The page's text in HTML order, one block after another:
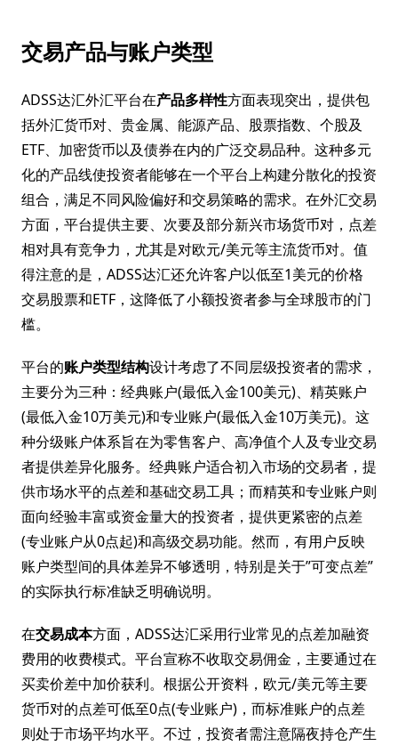
交易产品与账户类型
ADSS达汇外汇平台在产品多样性方面表现突出，提供包
括外汇货币对、贵金属、能源产品、股票指数、个股及
ETF、加密货币以及债券在内的广泛交易品种。这种多元
化的产品线使投资者能够在一个平台上构建分散化的投资
组合，满足不同风险偏好和交易策略的需求。在外汇交易
方面，平台提供主要、次要及部分新兴市场货币对，点差
相对具有竞争力，尤其是对欧元/美元等主流货币对。值
得注意的是，ADSS达汇还允许客户以低至1美元的价格
交易股票和ETF，这降低了小额投资者参与全球股市的门
槛。
平台的账户类型结构设计考虑了不同层级投资者的需求，
主要分为三种：经典账户(最低入金100美元)、精英账户
(最低入金10万美元)和专业账户(最低入金10万美元)。这
种分级账户体系旨在为零售客户、高净值个人及专业交易
者提供差异化服务。经典账户适合初入市场的交易者，提
供市场水平的点差和基础交易工具；而精英和专业账户则
面向经验丰富或资金量大的投资者，提供更紧密的点差
(专业账户从0点起)和高级交易功能。然而，有用户反映
账户类型间的具体差异不够透明，特别是关于”可变点差”
的实际执行标准缺乏明确说明。
在交易成本方面，ADSS达汇采用行业常见的点差加融资
费用的收费模式。平台宣称不收取交易佣金，主要通过在
买卖价差中加价获利。根据公开资料，欧元/美元等主要
货币对的点差可低至0点(专业账户)，而标准账户的点差
则处于市场平均水平。不过，投资者需注意隔夜持仓产生